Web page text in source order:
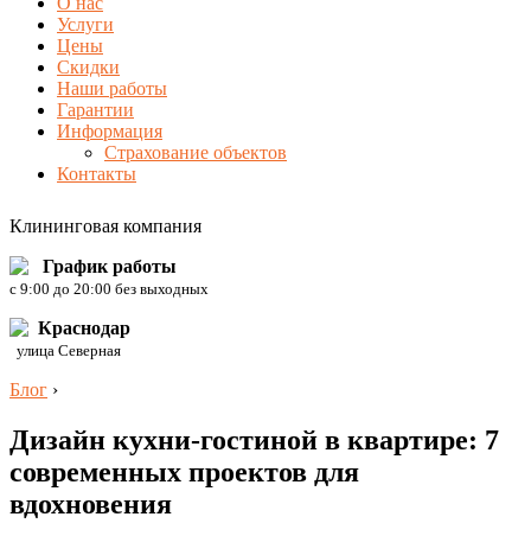
Услуги
Цены
Скидки
Наши работы
Гарантии
Информация
Страхование объектов
Контакты
Клининговая компания
График работы
c 9:00 до 20:00 без выходных
Краснодар
улица Северная
Блог ›
Дизайн кухни-гостиной в квартире: 7
современных проектов для
вдохновения